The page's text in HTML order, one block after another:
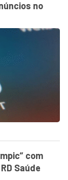
no
com
Saúde